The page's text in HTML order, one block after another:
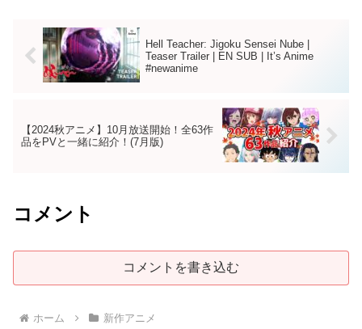
Hell Teacher: Jigoku Sensei Nube |
Teaser Trailer | EN SUB | It’s Anime
#newanime
【2024秋アニメ】10月放送開始！全63作
品をPVと一緒に紹介！(7月版)
コメント
コメントを書き込む
ホーム 新作アニメ